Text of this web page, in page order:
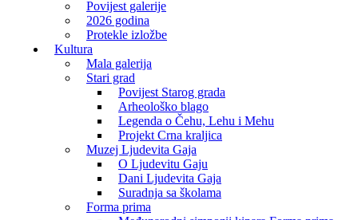
Povijest galerije
2026 godina
Protekle izložbe
Kultura
Mala galerija
Stari grad
Povijest Starog grada
Arheološko blago
Legenda o Čehu, Lehu i Mehu
Projekt Crna kraljica
Muzej Ljudevita Gaja
O Ljudevitu Gaju
Dani Ljudevita Gaja
Suradnja sa školama
Forma prima